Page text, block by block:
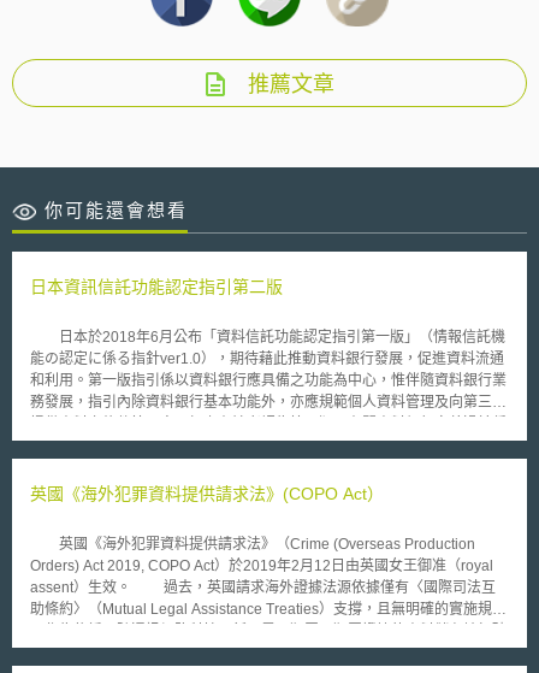
推薦文章
你可能還會想看
日本資訊信託功能認定指引第二版
日本於2018年6月公布「資料信託功能認定指引第一版」（情報信託機
能の認定に係る指針ver1.0），期待藉此推動資料銀行發展，促進資料流通
和利用。第一版指引係以資料銀行應具備之功能為中心，惟伴隨資料銀行業
務發展，指引內除資料銀行基本功能外，亦應規範個人資料管理及向第三方
重功能描述，故總務省和經濟產業省於2019年1月起召開檢討會，重新檢討
（情報信託機能の認定に係る指針ver2.0）。 第二版指引更新重點包括
增加資料銀行之目的和資料銀行與個人間關係等內容；（2）重新定義並詳
細說明資料種類和蒐集方法；（3）修正資料信託功能認定基準︰新增複數
業者共同經營資料銀行，隱私保護對策以及確保資料銀行透明性和個人資料
之自主控制等規定；（4）新增資料信託功能模範條款之應記載事項︰包括
與限制行為能力人締結契約之程序，以及向第三方提供資料之條件等規定。
查會規定，要求資料銀行設置資料倫理審查會並定期向其報告，審查會則應
英國《海外犯罪資料提供請求法》(COPO Act）
英國《海外犯罪資料提供請求法》（Crime (Overseas Production
Orders) Act 2019, COPO Act）於2019年2月12日由英國女王御准（royal
assent）生效。 過去，英國請求海外證據法源依據僅有〈國際司法互
助條約〉（Mutual Legal Assistance Treaties）支撐，且無明確的實施規範
國界。《海外犯罪資料提供請求法》即是給予海外犯罪資料提請求程序一個